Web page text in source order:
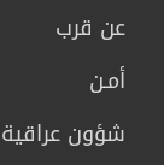
عن قرب
أمـن
شؤون عراقية